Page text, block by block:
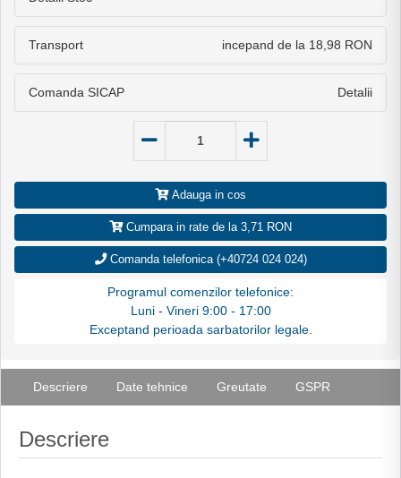
Transport incepand de la 18,98 RON
Comanda SICAP Detalii
Adauga in cos
Cumpara in rate de la 3,71 RON
Comanda telefonica (+40724 024 024)
Programul comenzilor telefonice:
Luni - Vineri 9:00 - 17:00
Exceptand perioada sarbatorilor legale.
Descriere Date tehnice Greutate GSPR
Descriere